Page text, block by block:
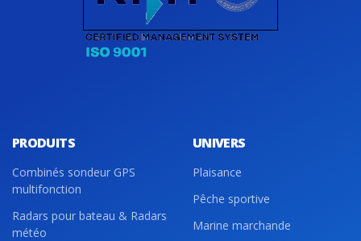
PRODUITS
Combinés sondeur GPS
multifonction
Radars pour bateau & Radars
météo
UNIVERS
Plaisance
Pêche sportive
Marine marchande